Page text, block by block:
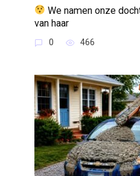
We namen onze
van haar
0 466